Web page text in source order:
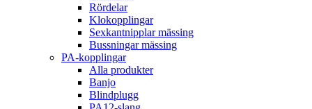
Rördelar
Klokopplingar
Sexkantnipplar mässing
Bussningar mässing
PA-kopplingar
Alla produkter
Banjo
Blindplugg